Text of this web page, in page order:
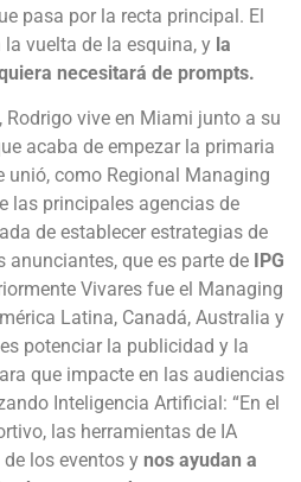
pasa por la recta principal. El
vuelta de la esquina, y la
necesitará de prompts.
Rodrigo vive en Miami junto a su
acaba de empezar la primaria
unió, como Regional Managing
las principales agencias de
de establecer estrategias de
anunciantes, que es parte de IPG
Vivares fue el Managing
Latina, Canadá, Australia y
potenciar la publicidad y la
que impacte en las audiencias
Inteligencia Artificial: “En el
las herramientas de IA
los eventos y nos ayudan a